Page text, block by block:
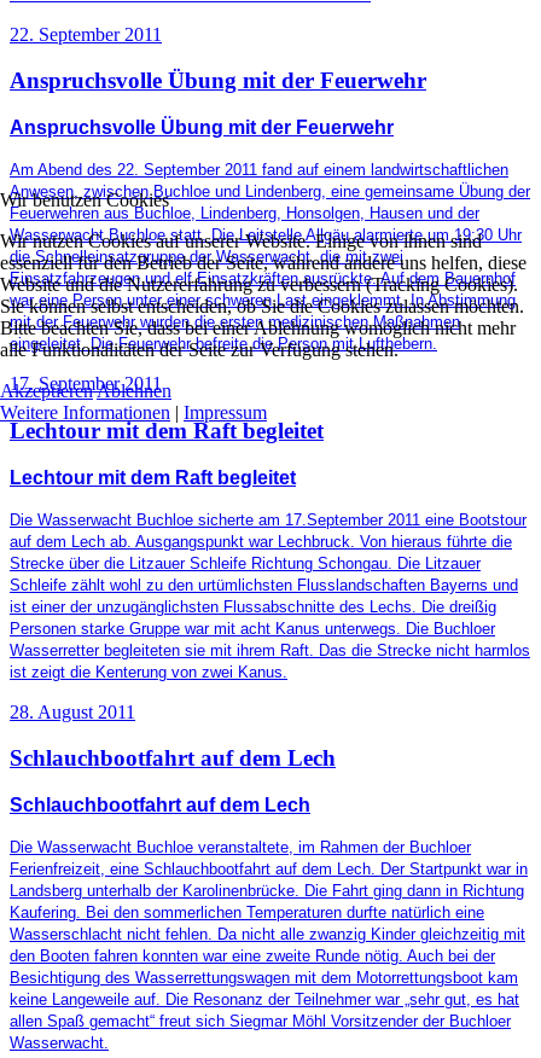
22. September 2011
Anspruchsvolle Übung mit der Feuerwehr
Anspruchsvolle Übung mit der Feuerwehr
Am Abend des 22. September 2011 fand auf einem landwirtschaftlichen
Anwesen, zwischen Buchloe und Lindenberg, eine gemeinsame Übung der
Feuerwehren aus Buchloe, Lindenberg, Honsolgen, Hausen und der
Wasserwacht Buchloe statt. Die Leitstelle Allgäu alarmierte um 19:30 Uhr
die Schnelleinsatzgruppe der Wasserwacht, die mit zwei
Einsatzfahrzeugen und elf Einsatzkräften ausrückte. Auf dem Bauernhof
war eine Person unter einer schweren Last eingeklemmt. In Abstimmung
mit der Feuerwehr wurden die ersten medizinischen Maßnahmen
eingeleitet. Die Feuerwehr befreite die Person mit Lufthebern.
17. September 2011
Lechtour mit dem Raft begleitet
Lechtour mit dem Raft begleitet
Die Wasserwacht Buchloe sicherte am 17.September 2011 eine Bootstour
auf dem Lech ab. Ausgangspunkt war Lechbruck. Von hieraus führte die
Strecke über die Litzauer Schleife Richtung Schongau. Die Litzauer
Schleife zählt wohl zu den urtümlichsten Flusslandschaften Bayerns und
ist einer der unzugänglichsten Flussabschnitte des Lechs. Die dreißig
Personen starke Gruppe war mit acht Kanus unterwegs. Die Buchloer
Wasserretter begleiteten sie mit ihrem Raft. Das die Strecke nicht harmlos
ist zeigt die Kenterung von zwei Kanus.
28. August 2011
Schlauchbootfahrt auf dem Lech
Schlauchbootfahrt auf dem Lech
Die Wasserwacht Buchloe veranstaltete, im Rahmen der Buchloer
Ferienfreizeit, eine Schlauchbootfahrt auf dem Lech. Der Startpunkt war in
Landsberg unterhalb der Karolinenbrücke. Die Fahrt ging dann in Richtung
Kaufering. Bei den sommerlichen Temperaturen durfte natürlich eine
Wasserschlacht nicht fehlen. Da nicht alle zwanzig Kinder gleichzeitig mit
den Booten fahren konnten war eine zweite Runde nötig. Auch bei der
Besichtigung des Wasserrettungswagen mit dem Motorrettungsboot kam
keine Langeweile auf. Die Resonanz der Teilnehmer war „sehr gut, es hat
allen Spaß gemacht“ freut sich Siegmar Möhl Vorsitzender der Buchloer
Wasserwacht.
Wir benutzen Cookies
Wir nutzen Cookies auf unserer Website. Einige von ihnen sind
essenziell für den Betrieb der Seite, während andere uns helfen, diese
Website und die Nutzererfahrung zu verbessern (Tracking Cookies).
Sie können selbst entscheiden, ob Sie die Cookies zulassen möchten.
Bitte beachten Sie, dass bei einer Ablehnung womöglich nicht mehr
alle Funktionalitäten der Seite zur Verfügung stehen.
AkzeptierenAblehnen
Weitere Informationen | Impressum